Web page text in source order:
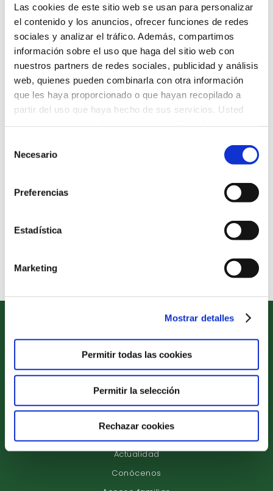
Las cookies de este sitio web se usan para personalizar
el contenido y los anuncios, ofrecer funciones de redes
sociales y analizar el tráfico. Además, compartimos
información sobre el uso que haga del sitio web con
nuestros partners de redes sociales, publicidad y análisis
web, quienes pueden combinarla con otra información
que les haya proporcionado o que hayan recopilado a
partir del uso que haya hecho de sus servicios. Usted
Necesario
Preferencias
Estadística
Marketing
Mostrar detalles
Permitir todas las cookies
Permitir la selección
Rechazar cookies
Ven a conocernos
Descubre nuestro proyecto
educativo de la mano de nuestro
Etapas Educativas
Proyecto Educativo
Servicios Complementarios
Compromiso de Excelencia
Actualidad
Conócenos